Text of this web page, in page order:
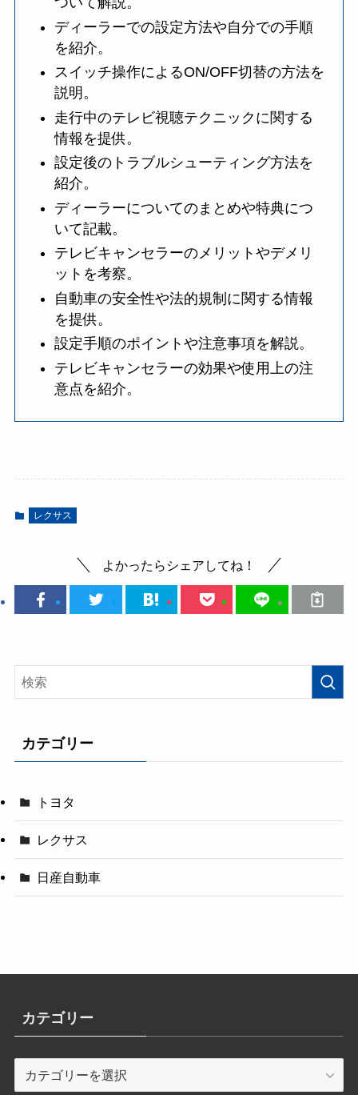
ディーラーでの設定方法や自分での手順
を紹介。
スイッチ操作によるON/OFF切替の方法を
説明。
走行中のテレビ視聴テクニックに関する
情報を提供。
設定後のトラブルシューティング方法を
紹介。
ディーラーについてのまとめや特典につ
いて記載。
テレビキャンセラーのメリットやデメリ
ットを考察。
自動車の安全性や法的規制に関する情報
を提供。
設定手順のポイントや注意事項を解説。
テレビキャンセラーの効果や使用上の注
意点を紹介。
レクサス
よかったらシェアしてね！
カテゴリー
トヨタ
レクサス
日産自動車
カテゴリー
テ